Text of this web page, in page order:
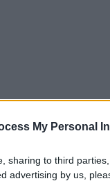
My Personal
sharing to third
advertising by us,